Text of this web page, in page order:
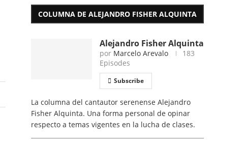
COLUMNA DE ALEJANDRO FISHER ALQUINTA
Alejandro Fisher Alquinta
por Marcelo Arevalo
183
Episodes
Subscribe
La columna del cantautor serenense Alejandro
Fisher Alquinta. Una forma personal de opinar
respecto a temas vigentes en la lucha de clases.